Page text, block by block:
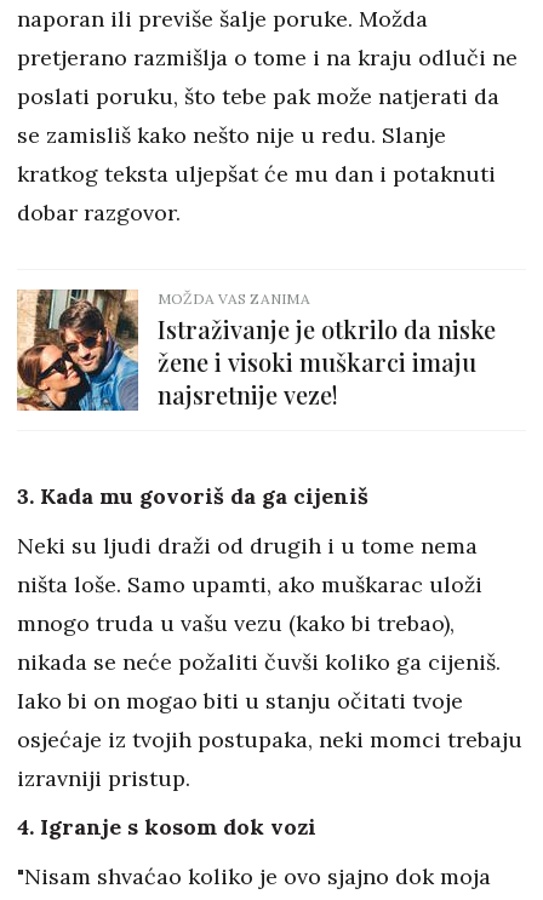
naporan ili previše šalje poruke. Možda
pretjerano razmišlja o tome i na kraju odluči ne
poslati poruku, što tebe pak može natjerati da
se zamisliš kako nešto nije u redu. Slanje
kratkog teksta uljepšat će mu dan i potaknuti
dobar razgovor.
MOŽDA VAS ZANIMA
Istraživanje je otkrilo da niske
žene i visoki muškarci imaju
najsretnije veze!
3. Kada mu govoriš da ga cijeniš
Neki su ljudi draži od drugih i u tome nema
ništa loše. Samo upamti, ako muškarac uloži
mnogo truda u vašu vezu (kako bi trebao),
nikada se neće požaliti čuvši koliko ga cijeniš.
Iako bi on mogao biti u stanju očitati tvoje
osjećaje iz tvojih postupaka, neki momci trebaju
izravniji pristup.
4. Igranje s kosom dok vozi
"Nisam shvaćao koliko je ovo sjajno dok moja